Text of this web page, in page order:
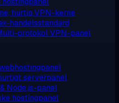
hurtig VPN-kerne
handelsstandard
protokol VPN-panel
serverpanel
Node.js-panel
hostingpanel